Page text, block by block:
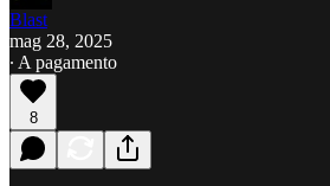
Blast
mag 28, 2025
∙ A pagamento
8